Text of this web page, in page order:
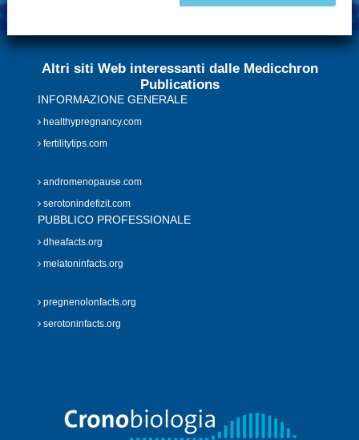
Altri siti Web interessanti dalle Medicchron
Publications
INFORMAZIONE GENERALE
healthypregnancy.com
fertilitytips.com
andromenopause.com
serotonindefizit.com
PUBBLICO PROFESSIONALE
dheafacts.org
melatoninfacts.org
pregnenolonfacts.org
serotoninfacts.org